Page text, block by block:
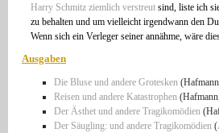
Harry Schmitz ziemlich verstreut sind, liste ich
zu behalten und um vielleicht irgendwann den
Wenn sich ein Verleger seiner annähme, wäre
Ausgaben
Die Bluse und andere Grotesken
Reisen und andere Katastrophen
Der Ästhet und andere Tragikomödien
Der Säugling: und andere Tragikomödien (